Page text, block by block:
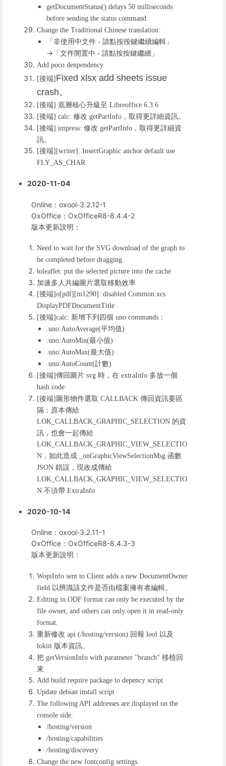
getDocumentStatus() delays 50 milliseconds
before sending the status command.
Change the Traditional Chinese translation:
「非使用中文件-請點按按鍵繼續編輯」
→「文件閒置中-請點按按鍵繼續」
Add poco denpendency
[後端] Fixed xlsx add sheets issue
crash。
[後端] 底層核心升級至Libreoffice 6.3.6
[後端] calc:修改getPartInfo ，取得更詳細資訊。
[後端] impress:修改getPartInfo ，取得更詳細資
訊。
[後端][writer]: InsertGraphic anchor default use
FLY_AS_CHAR
2020-11-04
Online：oxool-3.2.12-1
OxOffice：OxOfficeR8-8.4.4-2
版本更新說明：
Need to wait for the SVG download of the graph to
be completed before dragging.
loleaflet: put the selected picture into the cache
加速多人共編圖片選取移動效率
[後端]o[pdf][m1290]: disabled Common.xcs
DisplayPDFDocumentTitle
[後端]calc: 新增下列四個uno commands ：
.uno:AutoAverage(平均值)
.uno:AutoMin(最小值)
.uno:AutoMax(最大值)
.uno:AutoCount(計數)
[後端]傳回圖片svg 時，在extraInfo 多放一個
hash code
[後端] 圖形物件選取CALLBACK傳回資訊要區
隔：原本傳給
LOK_CALLBACK_GRAPHIC_SELECTION 的資
訊，也會一起傳給
LOK_CALLBACK_GRAPHIC_VIEW_SELECTIO
N ，如此造成 _onGraphicViewSelectionMsg 函數
JSON錯誤，現改成傳給
LOK_CALLBACK_GRAPHIC_VIEW_SELECTIO
N不須帶ExtraInfo
2020-10-14
Online：oxool-3.2.11-1
OxOffice：OxOfficeR8-8.4.3-3
版本更新說明：
WopiInfo sent to Client adds a new DocumentOwner
field. 以辨識該文件是否由檔案擁有者編輯。
Editing in ODF format can only be executed by the
file owner, and others can only open it in read-only
format.
重新修改api (/hosting/version) 回報lool 以及
lokiit 版本資訊。
把getVersionInfo with parameter "branch"移植回
來
Add build require package to depency script
Update debian install script
The following API addresses are displayed on the
console side.
/hosting/version
/hosting/capabilities
/hosting/discovery
Change the new fontconfig settings.